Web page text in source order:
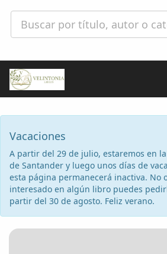
Vacaciones
A partir del 29 de julio, estaremos en
de Santander y luego unos días de
esta página permanecerá inactiva. No
interesado en algún libro puedes
partir del 30 de agosto. Feliz verano.